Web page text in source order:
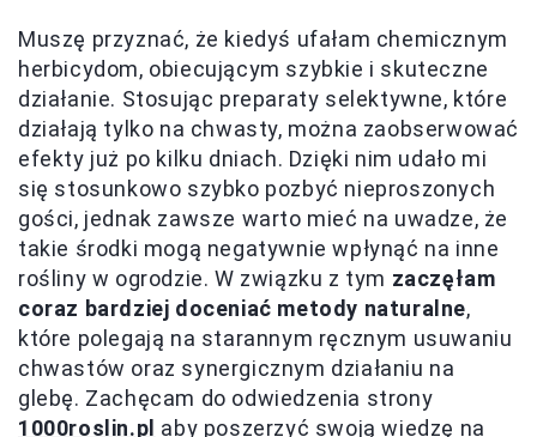
Muszę przyznać, że kiedyś ufałam chemicznym
herbicydom, obiecującym szybkie i skuteczne
działanie. Stosując preparaty selektywne, które
działają tylko na chwasty, można zaobserwować
efekty już po kilku dniach. Dzięki nim udało mi
się stosunkowo szybko pozbyć nieproszonych
gości, jednak zawsze warto mieć na uwadze, że
takie środki mogą negatywnie wpłynąć na inne
rośliny w ogrodzie. W związku z tym zaczęłam
coraz bardziej doceniać metody naturalne,
które polegają na starannym ręcznym usuwaniu
chwastów oraz synergicznym działaniu na
glebę. Zachęcam do odwiedzenia strony
1000roslin.pl aby poszerzyć swoją wiedzę na